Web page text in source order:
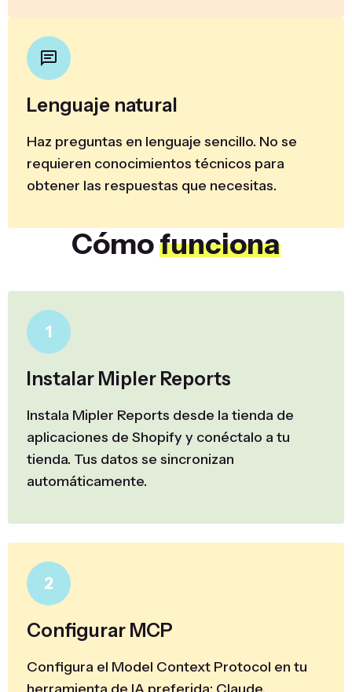
Lenguaje natural
Haz preguntas en lenguaje sencillo. No se
requieren conocimientos técnicos para
obtener las respuestas que necesitas.
Cómofunciona
1
Instalar Mipler Reports
Instala Mipler Reports desde la tienda de
aplicaciones de Shopify y conéctalo a tu
tienda. Tus datos se sincronizan
automáticamente.
2
Configurar MCP
Configura el Model Context Protocol en tu